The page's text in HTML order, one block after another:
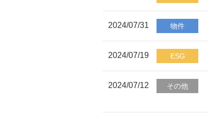
2024/07/31 物件
2024/07/19 ESG
2024/07/12 その他